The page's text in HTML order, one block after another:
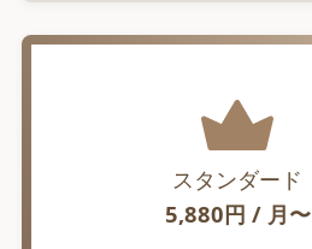
スタンダード
5,880円 / 月〜